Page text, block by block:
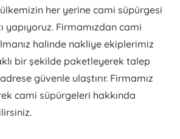
her yerine cami süpürgesi
yapıyoruz. Firmamızdan cami
halinde nakliye ekiplerimiz
bir şekilde paketleyerek talep
güvenle ulaştırır. Firmamız
cami süpürgeleri hakkında